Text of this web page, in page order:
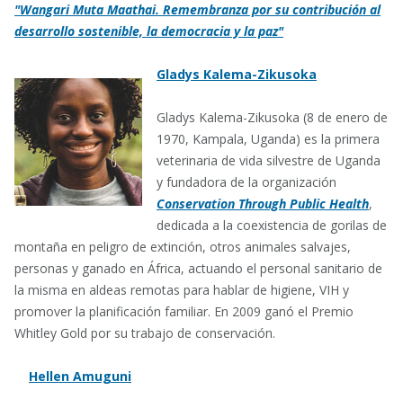
"Wangari Muta Maathai. Remembranza por su contribución al
desarrollo sostenible, la democracia y la paz"
Gladys Kalema-Zikusoka
Gladys Kalema-Zikusoka (8 de enero de
1970, Kampala, Uganda) es la primera
veterinaria de vida silvestre de Uganda
y fundadora de la organización
Conservation Through Public Health,
dedicada a la coexistencia de gorilas de
montaña en peligro de extinción, otros animales salvajes,
personas y ganado en África, actuando el personal sanitario de
la misma en aldeas remotas para hablar de higiene, VIH y
promover la planificación familiar. En 2009 ganó el Premio
Whitley Gold por su trabajo de conservación.
Hellen Amuguni